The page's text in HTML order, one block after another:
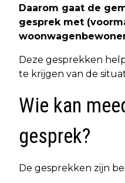
Daarom gaat de
gesprek met
Deze gesprekken
te krijgen van de
Wie kan
gesprek?
De gesprekken zijn